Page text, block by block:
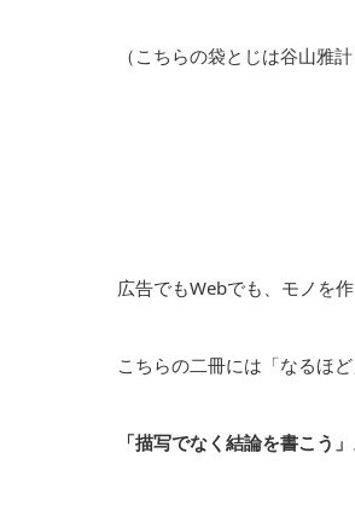
（こちらの袋とじは谷山雅
広告でもWebでも、モノを
こちらの二冊には「なるほ
「描写でなく結論を書こう」